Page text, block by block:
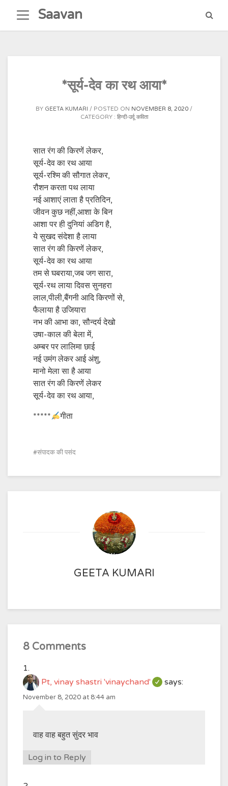
content
Saavan
*सूर्य-देव का रथ आया*
BY GEETA KUMARI POSTED ON NOVEMBER 8, 2020
CATEGORY : हिन्दी-उर्दू कविता
सात रंग की किरणें लेकर,
सूर्य-देव का रथ आया
सूर्य-रश्मि की सौगात लेकर,
रौशन करता पथ लाया
नई आशाएं लाता है प्रतिदिन,
जीवन कुछ नहीं,आशा के बिन
आशा पर ही दुनियां अडिग है,
ये सुखद संदेशा है लाया
सात रंग की किरणें लेकर,
सूर्य-देव का रथ आया
तम से घबराया,जब जग सारा,
सूर्य-रथ लाया दिवस सुनहरा
लाल,पीली,बैंगनी आदि किरणों से,
फैलाया है उजियारा
नभ की आभा का, सौन्दर्य देखो
उषा-काल की बेला में,
अम्बर पर लालिमा छाई
नई उमंग लेकर आई अंशु,
मानो मेला सा है आया
सात रंग की किरणें लेकर
सूर्य-देव का रथ आया,
*****
गीता
संपादक की पसंद
GEETA KUMARI
8 Comments
Pt, vinay shastri 'vinaychand' says:
November 8, 2020 at 8:44 am
वाह वाह बहुत सुंदर भाव
Log in to Reply